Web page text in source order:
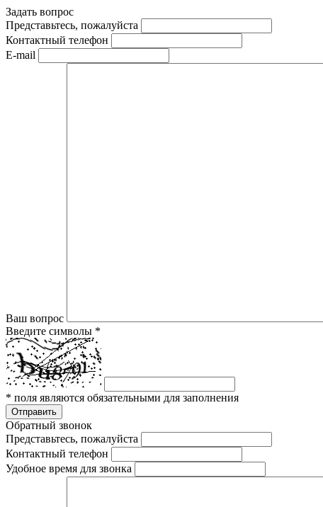
Задать вопрос
Представьтесь, пожалуйста
Контактный телефон
E-mail
Ваш вопрос
Введите символы *
* поля являются обязательными для заполнения
Отправить
Обратный звонок
Представьтесь, пожалуйста
Контактный телефон
Удобное время для звонка